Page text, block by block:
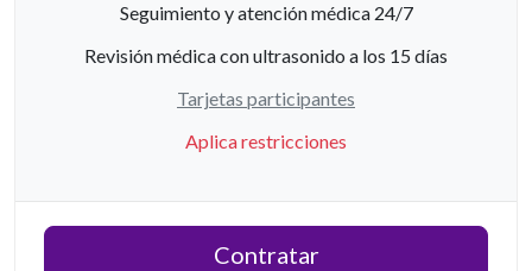
Seguimiento y atención médica 24/7
Revisión médica con ultrasonido a los 15 días
Tarjetas participantes
Aplica restricciones
Contratar